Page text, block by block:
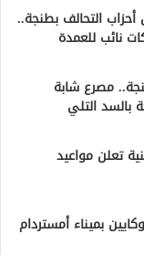
أحزاب التحالف بطنجة..
نائب للعمدة
مصرع شابة
بالسد التلي
تعلن مواعيد